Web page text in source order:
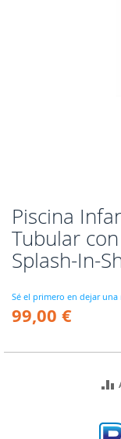
Piscina
Tubular
Splash-In-
Sé el primero en dejar
99,00 €
Saltar
al
comienzo
de
galería
de
imágenes